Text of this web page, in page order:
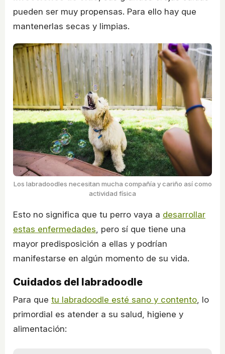
pueden ser muy propensas. Para ello hay que
mantenerlas secas y limpias.
Los labradoodles necesitan mucha compañía y cariño así como
actividad física
Esto no significa que tu perro vaya a desarrollar
estas enfermedades, pero sí que tiene una
mayor predisposición a ellas y podrían
manifestarse en algún momento de su vida.
Cuidados del labradoodle
Para que tu labradoodle esté sano y contento, lo
primordial es atender a su salud, higiene y
alimentación: